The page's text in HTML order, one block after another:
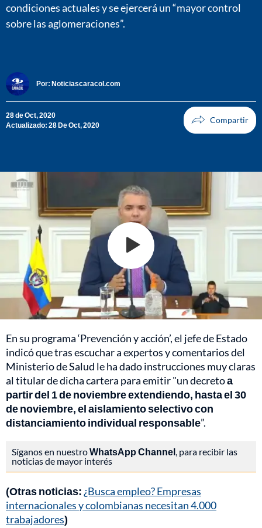
condiciones actuales y se ejercerá un “mayor control
sobre las aglomeraciones”.
Por: Noticiascaracol.com
28 de Oct, 2020
Actualizado: 28 De Oct, 2020
En su programa ‘Prevención y acción’, el jefe de Estado
indicó que tras escuchar a expertos y comentarios del
Ministerio de Salud le ha dado instrucciones muy claras
al titular de dicha cartera para emitir "un decretoa
partir del 1 de noviembre extendiendo, hasta el 30
de noviembre, el aislamiento selectivo con
distanciamiento individual responsable”.
Síganos en nuestroWhatsApp Channel , para recibir las
noticias de mayor interés
(Otras noticias: ¿Busca empleo? Empresas
internacionales y colombianas necesitan 4.000
trabajadores)